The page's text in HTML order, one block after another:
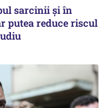
sarcinii și în
putea reduce riscul